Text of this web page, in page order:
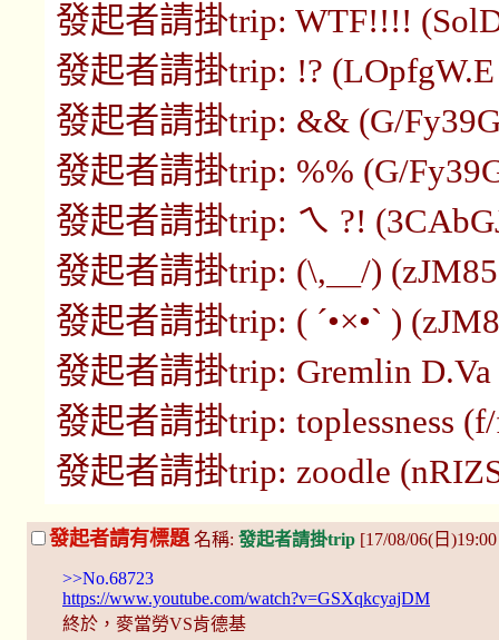
發起者請掛trip: WTF!!!!
發起者請掛trip: !?
發起者請掛trip: && (G/
發起者請掛trip: %% (G/
發起者請掛trip: ㄟ ?!
發起者請掛trip: (\,＿/)
發起者請掛trip: ( ´•×•` )
發起者請掛trip: Gremlin
發起者請掛trip: toplessness
發起者請掛trip: zoodle
發起者請有標題 名稱: 發起者請掛trip [17/08/06(日
>>No.68723
https://www.youtube.com/watch?v=GSXqkcyajDM
終於，麥當勞VS肯德基